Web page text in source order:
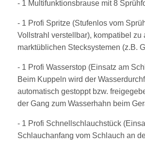
- 1 Multifunktionsbrause mit 8
- 1 Profi Spritze (Stufenlos vom
Vollstrahl verstellbar), kompatibel zu
marktüblichen Stecksystemen (z.B.
- 1 Profi Wasserstop (Einsatz am
Beim Kuppeln wird der
automatisch gestoppt bzw.
der Gang zum Wasserhahn beim
- 1 Profi Schnellschlauchstück
Schlauchanfang vom Schlauch an